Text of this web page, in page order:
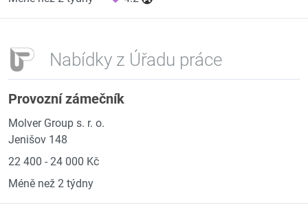
Nabídky z Úřadu práce
Provozní zámečník
Molver Group s. r. o.
Jenišov 148
22 400 - 24 000 Kč
Méně než 2 týdny